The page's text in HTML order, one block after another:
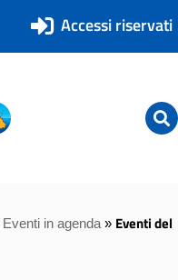
Accessi riservati
ASL Salerno
ASL Salerno
Eventi in agenda» Eventi del